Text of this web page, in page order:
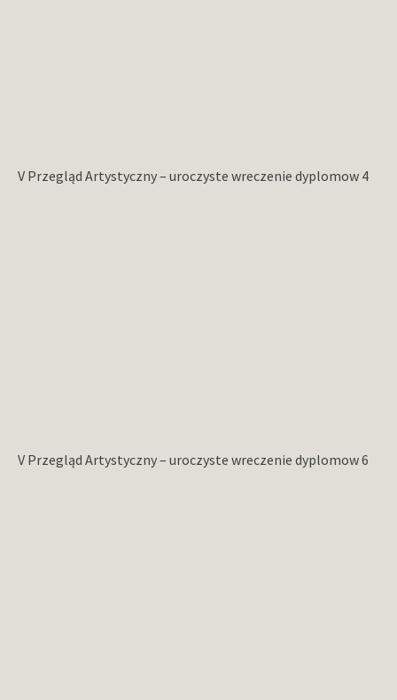
V Przegląd Artystyczny – uroczyste wreczenie dyplomow 4
V Przegląd Artystyczny – uroczyste wreczenie dyplomow 6